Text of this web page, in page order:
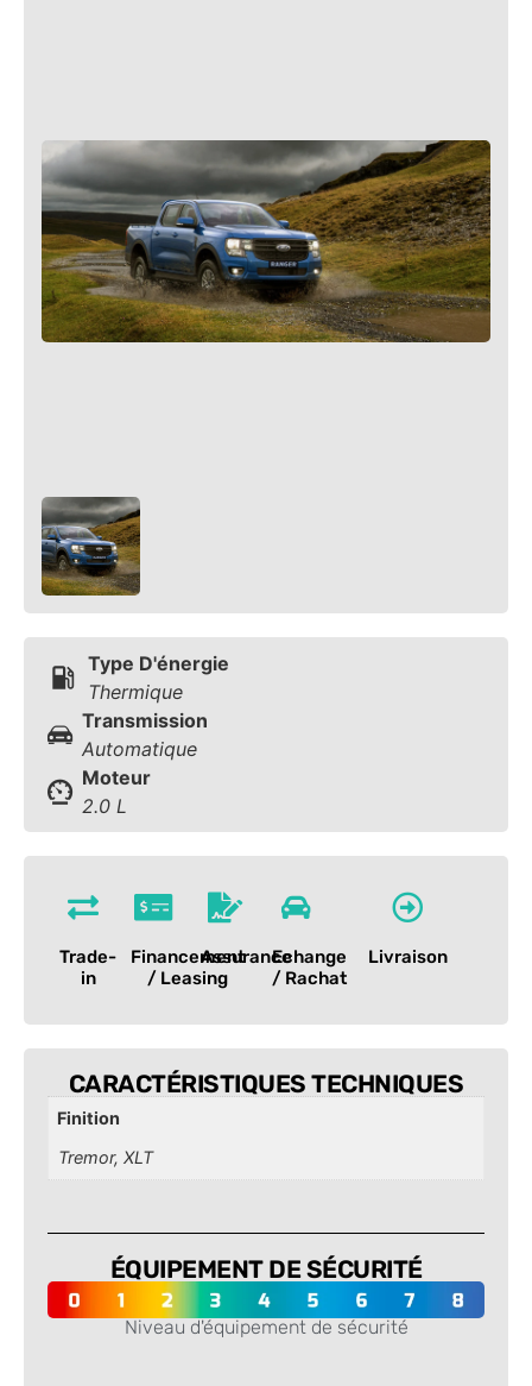
Type D'énergie
Thermique
Transmission
Automatique
Moteur
2.0 L
Trade-
in
Financement
/ Leasing
AssuranceEchange
/ Rachat
Livraison
CARACTÉRISTIQUES TECHNIQUES
Finition
Tremor, XLT
ÉQUIPEMENT DE SÉCURITÉ
Niveau d'équipement de sécurité